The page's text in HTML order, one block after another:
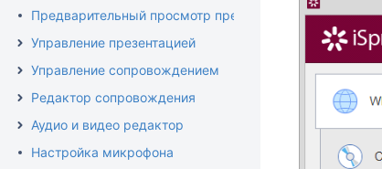
Предварительный просмотр презентации
Управление презентацией
Управление сопровождением
Редактор сопровождения
Аудио и видео редактор
Настройка микрофона